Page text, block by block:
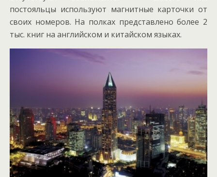
постояльцы используют магнитные карточки от
своих номеров. На полках представлено более 2
тыс. книг на английском и китайском языках.